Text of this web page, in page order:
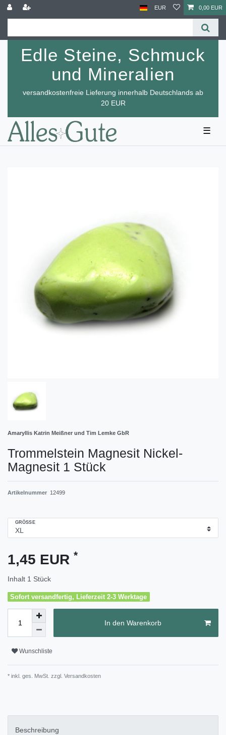
EUR 0,00 EUR
Edle Steine, Schmuck
und Mineralien
versandkostenfreie Lieferung innerhalb Deutschlands ab
20 EUR
☰
Amaryllis Katrin Meißner und Tim Lemke GbR
Trommelstein Magnesit Nickel-
Magnesit 1 Stück
Artikelnummer 12499
GRÖSSE
1,45 EUR *
Inhalt 1 Stück
Sofort versandfertig, Lieferzeit 2-3 Werktage
In den Warenkorb
Wunschliste
* inkl. ges. MwSt. zzgl. Versandkosten
Beschreibung